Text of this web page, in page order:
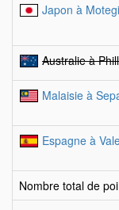
Japon à Motegi
Australie à
Malaisie à
Espagne à
Nombre total de